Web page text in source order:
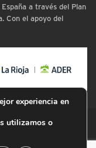
a través del Plan
Con el apoyo del
experiencia en
utilizamos o